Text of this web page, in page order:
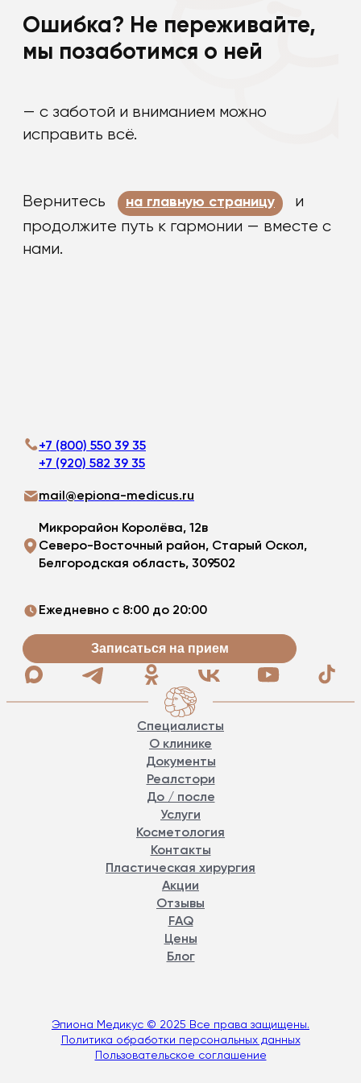
Ошибка? Не переживайте,
мы позаботимся о ней
— с заботой и вниманием можно
исправить всё.
Вернитесь на главную страницу
и
продолжите путь к гармонии — вместе с
нами.
+7 (800) 550 39 35
+7 (920) 582 39 35
mail@epiona-medicus.ru
Микрорайон Королёва, 12в
Северо-Восточный район, Старый Оскол,
Белгородская область, 309502
Ежедневно с 8:00 до 20:00
Записаться на прием
Специалисты
О клинике
Документы
Реалстори
До / после
Услуги
Косметология
Контакты
Пластическая хирургия
Акции
Отзывы
FAQ
Цены
Блог
Эпиона Медикус © 2025 Все права защищены.
Политика обработки персональных данных
Пользовательское соглашение